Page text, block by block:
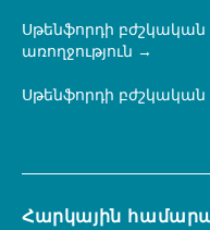
Սթենֆորդի
առողջություն
Սթենֆորդի բժշկական
Հարկային